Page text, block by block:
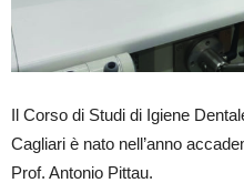
Il Corso di Studi di Igiene
Cagliari è nato nell’anno
Prof. Antonio Pittau.